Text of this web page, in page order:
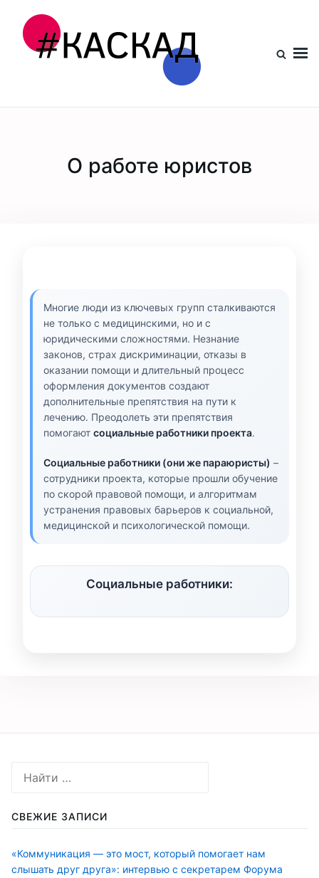
О работе юристов
Многие люди из ключевых групп сталкиваются
не только с медицинскими, но и с
юридическими сложностями. Незнание
законов, страх дискриминации, отказы в
оказании помощи и длительный процесс
оформления документов создают
дополнительные препятствия на пути к
лечению. Преодолеть эти препятствия
помогают социальные работники проекта.
Социальные работники (они же параюристы) –
сотрудники проекта, которые прошли обучение
по скорой правовой помощи, и алгоритмам
устранения правовых барьеров к социальной,
медицинской и психологической помощи.
Социальные работники:
СВЕЖИЕ ЗАПИСИ
«Коммуникация — это мост, который помогает нам
слышать друг друга»: интервью с секретарем Форума